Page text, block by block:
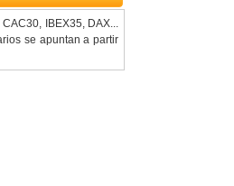
IBEX35, DAX...
se apuntan a partir